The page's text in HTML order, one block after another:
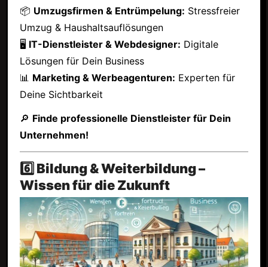
📦 Umzugsfirmen & Entrümpelung: Stressfreier
Umzug & Haushaltsauflösungen
🖥 IT-Dienstleister & Webdesigner: Digitale
Lösungen für Dein Business
📊 Marketing & Werbeagenturen: Experten für
Deine Sichtbarkeit
🔎 Finde professionelle Dienstleister für Dein
Unternehmen!
6️⃣ Bildung & Weiterbildung –
Wissen für die Zukunft